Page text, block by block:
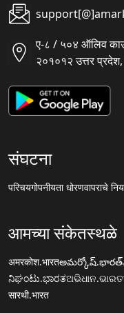
ए-८ / ५०४ ऑलिव
२०१०१२ उत्तर प्रदेश,
संघटना
परिचयगोपनीयता धोरणवापराचे
आमच्या संकेतस्थळे
अमरकोश.भारतఅమర్కోష్.భారత్
ನಿಘಂಟು.ಭಾರತଅଭିଧାନ.ଭାରତ
सारथी.भारत